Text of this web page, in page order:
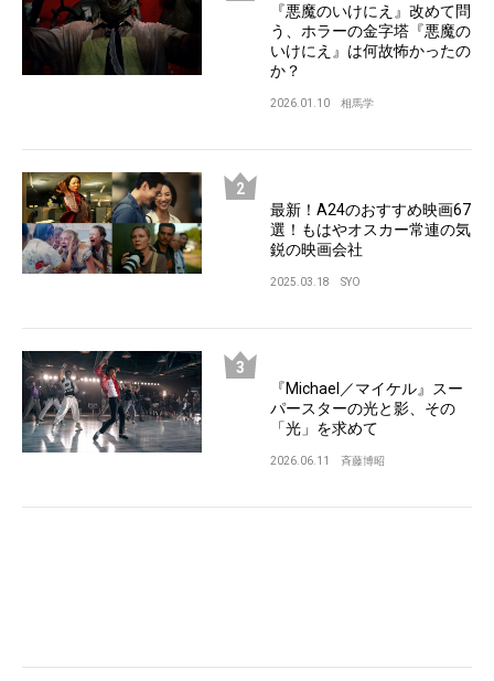
『悪魔のいけにえ』改めて問
う、ホラーの金字塔『悪魔の
いけにえ』は何故怖かったの
か？
2026.01.10 相馬学
最新！A24のおすすめ映画67
選！もはやオスカー常連の気
鋭の映画会社
2025.03.18 SYO
『Michael／マイケル』スー
パースターの光と影、その
「光」を求めて
2026.06.11 斉藤博昭